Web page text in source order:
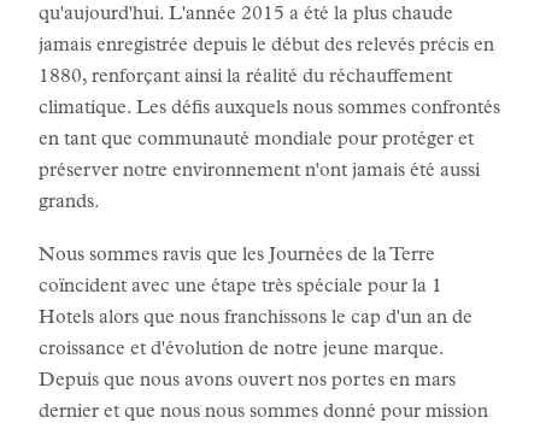
qu'aujourd'hui. L'année 2015 a été la plus chaude
jamais enregistrée depuis le début des relevés précis en
1880, renforçant ainsi la réalité du réchauffement
climatique. Les défis auxquels nous sommes confrontés
en tant que communauté mondiale pour protéger et
préserver notre environnement n'ont jamais été aussi
grands.
Nous sommes ravis que les Journées de la Terre
coïncident avec une étape très spéciale pour la 1
Hotels alors que nous franchissons le cap d'un an de
croissance et d'évolution de notre jeune marque.
Depuis que nous avons ouvert nos portes en mars
dernier et que nous nous sommes donné pour mission